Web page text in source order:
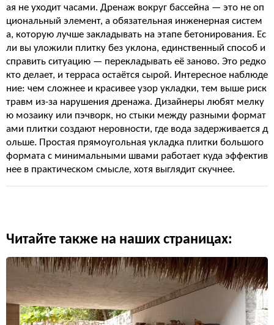
ая не уходит часами. Дренаж вокруг бассейна — это не оп
циональный элемент, а обязательная инженерная систем
а, которую лучше закладывать на этапе бетонирования. Ес
ли вы уложили плитку без уклона, единственный способ и
справить ситуацию — перекладывать её заново. Это редко
кто делает, и терраса остаётся сырой. Интересное наблюде
ние: чем сложнее и красивее узор укладки, тем выше риск
травм из-за нарушения дренажа. Дизайнеры любят мелку
ю мозаику или пэчворк, но стыки между разными формат
ами плитки создают неровности, где вода задерживается д
ольше. Простая прямоугольная укладка плитки большого
формата с минимальными швами работает куда эффектив
нее в практическом смысле, хотя выглядит скучнее.
Читайте также на наших страницах: